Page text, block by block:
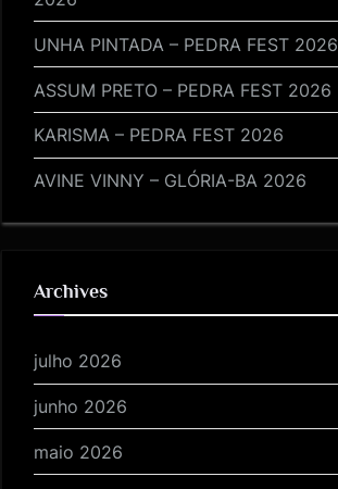
UNHA PINTADA – PEDRA FEST 2026
ASSUM PRETO – PEDRA FEST 2026
KARISMA – PEDRA FEST 2026
AVINE VINNY – GLÓRIA-BA 2026
Archives
julho 2026
junho 2026
maio 2026